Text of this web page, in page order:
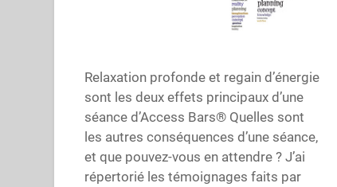
Relaxation profonde et regain d’énergie
sont les deux effets principaux d’une
séance d’Access Bars® Quelles sont
les autres conséquences d’une séance,
et que pouvez-vous en attendre ? J’ai
répertorié les témoignages faits par